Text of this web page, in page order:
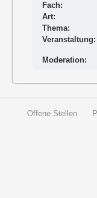
Fach:
Art:
Thema:
Veranstaltung:
Moderation:
Offene Stellen